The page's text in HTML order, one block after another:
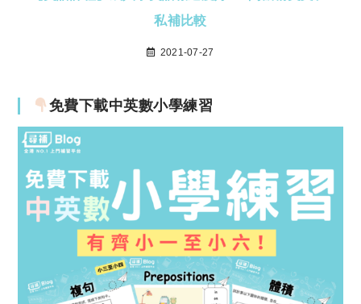
私補比較
2021-07-27
免費下載中英數小學練習